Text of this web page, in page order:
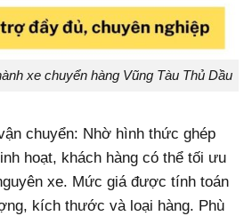
xe chuyển hàng Vũng Tàu Thủ Dầu
chuyển: Nhờ hình thức ghép
hoạt, khách hàng có thể tối ưu
xe. Mức giá được tính toán
kích thước và loại hàng. Phù